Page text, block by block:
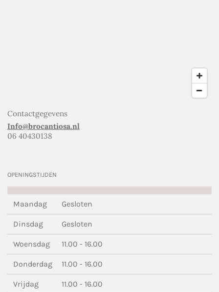
Contactgegevens
Info@brocantiosa.nl
06 40430138
OPENINGSTIJDEN
Maandag Gesloten
Dinsdag Gesloten
Woensdag 11.00 - 16.00
Donderdag 11.00 - 16.00
Vrijdag 11.00 - 16.00